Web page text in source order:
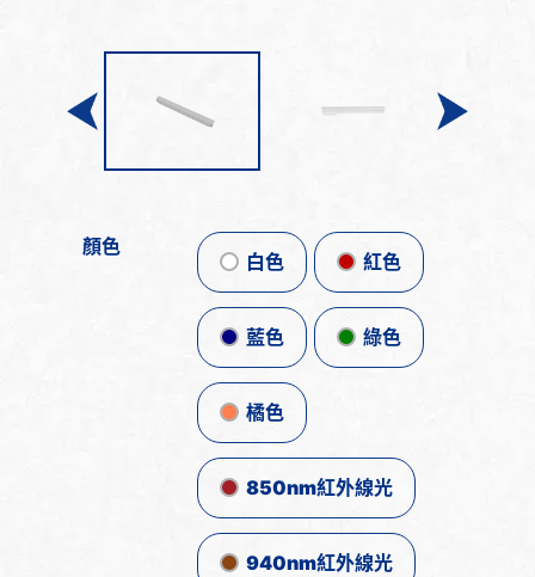
顏色
白色 紅色
藍色 綠色
橘色
850nm紅外線光
940nm紅外線光